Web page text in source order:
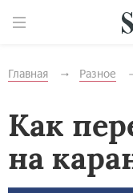
Главная Разное
Как
на